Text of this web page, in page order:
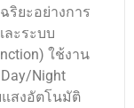
ริยะอย่างการ
ละระบบ
ใช้งาน
Night
แสงอัตโนมัติ